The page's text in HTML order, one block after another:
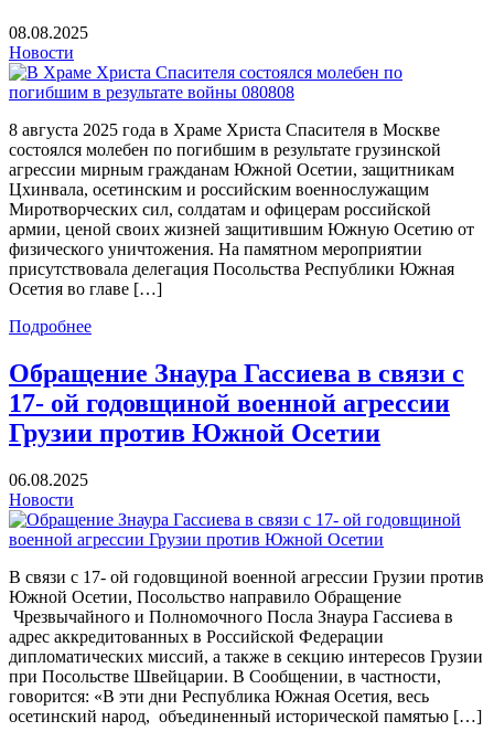
08.08.2025
Новости
8 августа 2025 года в Храме Христа Спасителя в Москве
состоялся молебен по погибшим в результате грузинской
агрессии мирным гражданам Южной Осетии, защитникам
Цхинвала, осетинским и российским военнослужащим
Миротворческих сил, солдатам и офицерам российской
армии, ценой своих жизней защитившим Южную Осетию от
физического уничтожения. На памятном мероприятии
присутствовала делегация Посольства Республики Южная
Осетия во главе […]
Подробнее
Обращение Знаура Гассиева в связи с
17- ой годовщиной военной агрессии
Грузии против Южной Осетии
06.08.2025
Новости
В связи с 17- ой годовщиной военной агрессии Грузии против
Южной Осетии, Посольство направило Обращение
Чрезвычайного и Полномочного Посла Знаура Гассиева в
адрес аккредитованных в Российской Федерации
дипломатических миссий, а также в секцию интересов Грузии
при Посольстве Швейцарии. В Сообщении, в частности,
говорится: «В эти дни Республика Южная Осетия, весь
осетинский народ, объединенный исторической памятью […]